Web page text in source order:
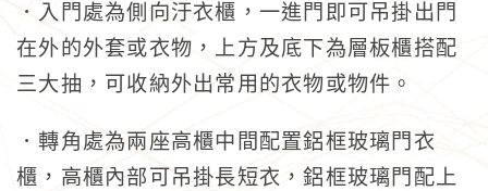
．入門處為側向汙衣櫃，一進門即可吊掛出門
在外的外套或衣物，上方及底下為層板櫃搭配
三大抽，可收納外出常用的衣物或物件。
．轉角處為兩座高櫃中間配置鋁框玻璃門衣
櫃，高櫃內部可吊掛長短衣，鋁框玻璃門配上